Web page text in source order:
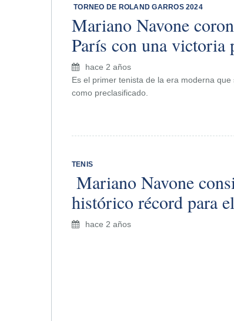
​ TORNEO DE ROLAND GARROS 2024
Mariano Navone
París con una victoria
hace 2 años
Es el primer tenista de la era moderna
como preclasificado.
TENIS
Mariano Navone
histórico récord para
hace 2 años